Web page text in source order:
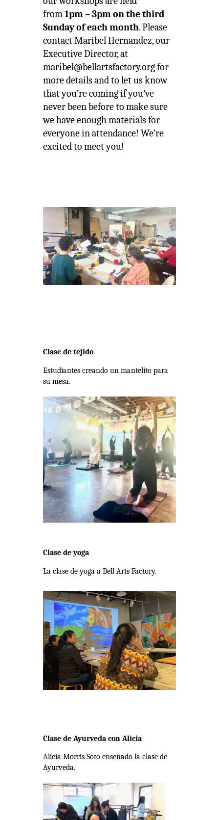
from1pm – 3pm on the third
Sunday of each month. Please
contact Maribel Hernandez, our
Executive Director, at
maribel@bellartsfactory.org for
more details and to let us know
that you’re coming if you’ve
never been before to make sure
we have enough materials for
everyone in attendance! We’re
excited to meet you!
Clase de tejido
Estudiantes creando un mantelito para
su mesa.
Clase de yoga
La clase de yoga a Bell Arts Factory.
Clase de Ayurveda con Alicia
Alicia Morris Soto ensenado la clase de
Ayurveda.